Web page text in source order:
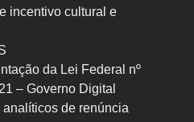
incentivo cultural e
da Lei Federal nº
– Governo Digital
analíticos de renúncia